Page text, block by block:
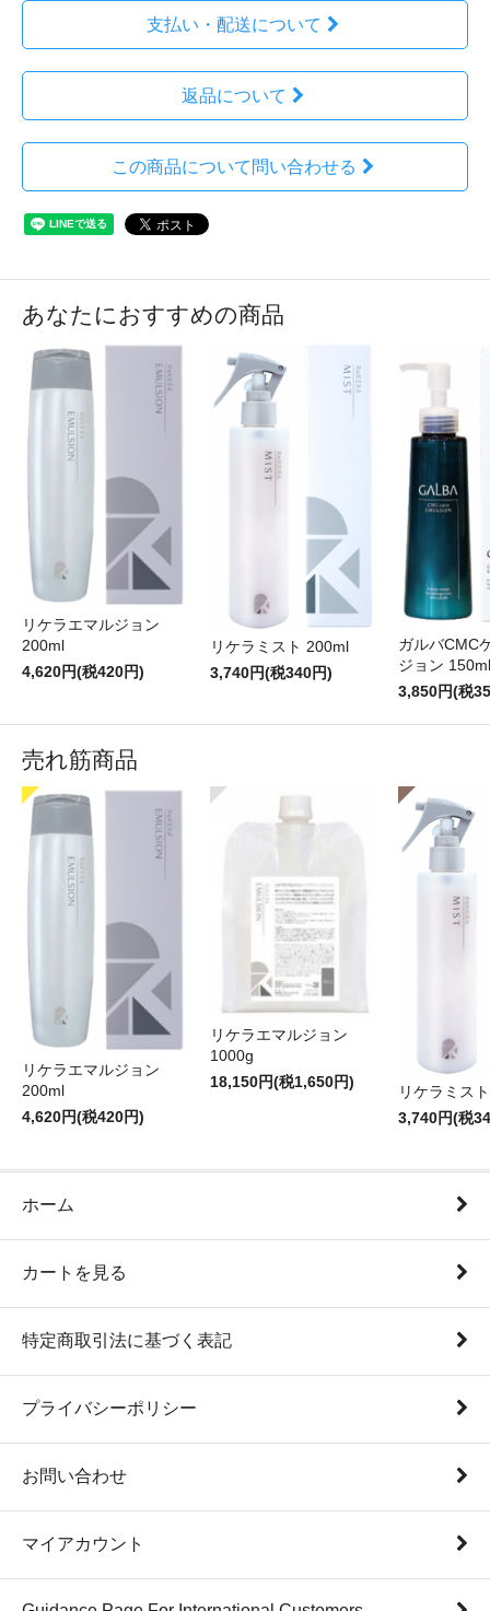
支払い・配送について
返品について
この商品について問い合わせる
あなたにおすすめの商品
リケラエマルジョン
200ml
4,620円(税420円)
リケラミスト 200ml
3,740円(税340円)
ガルバCMC
ジョン 150ml
3,850円(税
売れ筋商品
リケラエマルジョン
200ml
4,620円(税420円)
リケラエマルジョン
1000g
18,150円(税1,650円)
リケラミス
3,740円(税
ホーム
カートを見る
特定商取引法に基づく表記
プライバシーポリシー
お問い合わせ
マイアカウント